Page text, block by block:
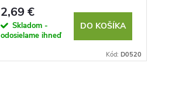
2,69 €
Skladom -
odosielame ihneď
DO KOŠÍKA
Kód: D0520